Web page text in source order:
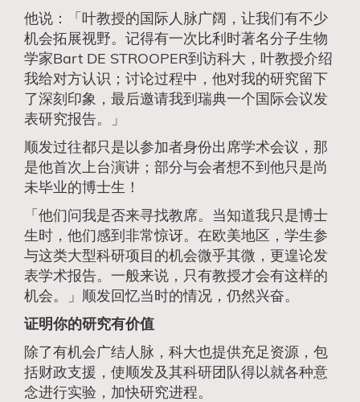
他说：「叶教授的国际人脉广阔，让我们有不少
机会拓展视野。记得有一次比利时著名分子生物
学家Bart DE STROOPER到访科大，叶教授介绍
我给对方认识；讨论过程中，他对我的研究留下
了深刻印象，最后邀请我到瑞典一个国际会议发
表研究报告。」
顺发过往都只是以参加者身份出席学术会议，那
是他首次上台演讲；部分与会者想不到他只是尚
未毕业的博士生！
「他们问我是否来寻找教席。当知道我只是博士
生时，他们感到非常惊讶。在欧美地区，学生参
与这类大型科研项目的机会微乎其微，更遑论发
表学术报告。一般来说，只有教授才会有这样的
机会。」顺发回忆当时的情况，仍然兴奋。
证明你的研究有价值
除了有机会广结人脉，科大也提供充足资源，包
括财政支援，使顺发及其科研团队得以就各种意
念进行实验，加快研究进程。